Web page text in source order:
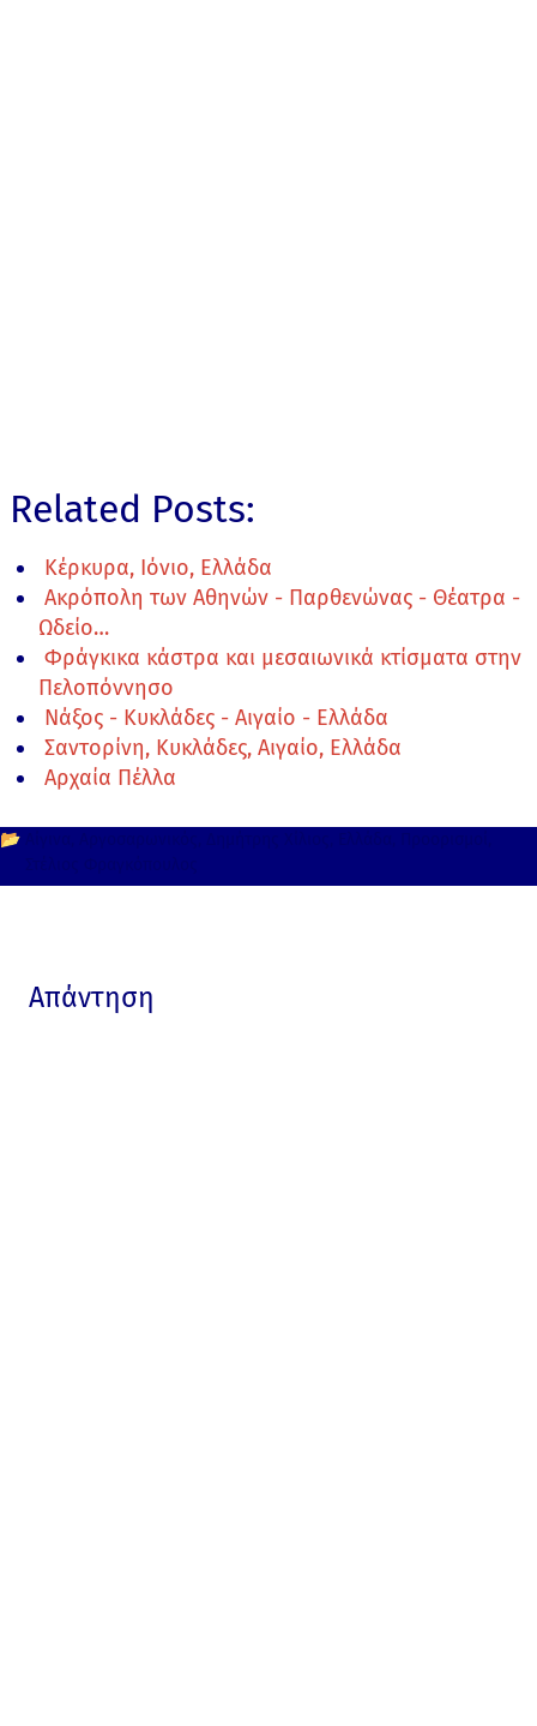
Related Posts:
Κέρκυρα, Ιόνιο, Ελλάδα
Ακρόπολη των Αθηνών - Παρθενώνας - Θέατρα -
Ωδείο…
Φράγκικα κάστρα και μεσαιωνικά κτίσματα στην
Πελοπόννησο
Νάξος - Κυκλάδες - Αιγαίο - Ελλάδα
Σαντορίνη, Κυκλάδες, Αιγαίο, Ελλάδα
Αρχαία Πέλλα
📂
Απάντηση